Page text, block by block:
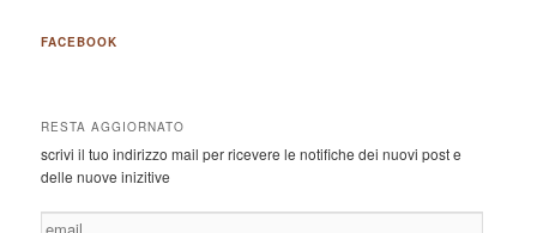
FACEBOOK
RESTA AGGIORNATO
scrivi il tuo indirizzo mail per ricevere le notifiche dei nuovi post e
delle nuove inizitive
email